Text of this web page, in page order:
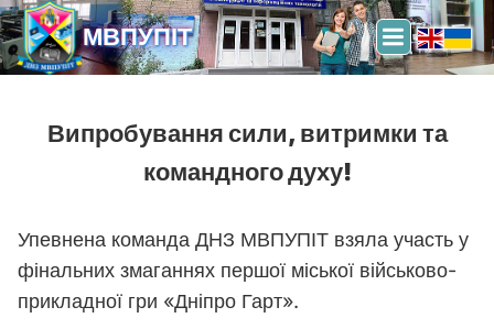
МВПУПІТ
Випробування сили, витримки та
командного духу!
Упевнена команда ДНЗ МВПУПІТ взяла участь у
фінальних змаганнях першої міської військово-
прикладної гри «Дніпро Гарт».